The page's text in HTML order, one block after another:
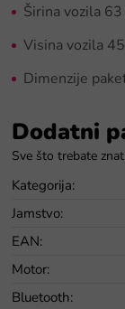
Širina vozila 63
Visina vozila
Dimenzije
Dodatni
Kategorija:
Jamstvo:
EAN:
Motor:
Bluetooth: